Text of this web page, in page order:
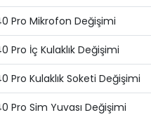
Pro Mikrofon Değişimi
Pro İç Kulaklık Değişimi
Pro Kulaklık Soketi Değişimi
Pro Sim Yuvası Değişimi